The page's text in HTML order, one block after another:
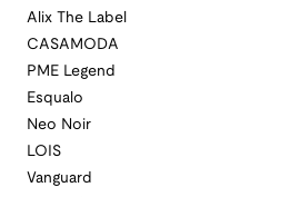
Alix The Label
CASAMODA
PME Legend
Esqualo
Neo Noir
LOIS
Vanguard